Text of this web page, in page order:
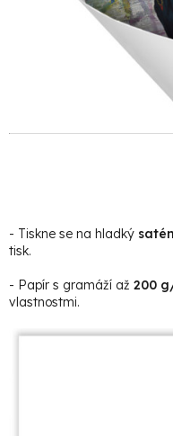
- Tiskne se na hladký
tisk.
- Papír s gramáží až 200
vlastnostmi.